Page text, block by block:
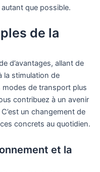
que possible.
de la
d’avantages, allant de
la stimulation de
modes de transport plus
contribuez à un avenir
un changement de
concrets au quotidien.
et la